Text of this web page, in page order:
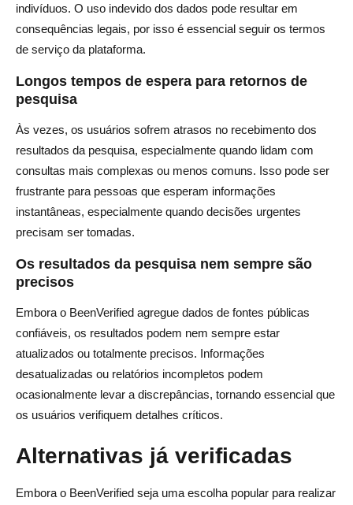
indivíduos. O uso indevido dos dados pode resultar em
consequências legais, por isso é essencial seguir os termos
de serviço da plataforma.
Longos tempos de espera para retornos de
pesquisa
Às vezes, os usuários sofrem atrasos no recebimento dos
resultados da pesquisa, especialmente quando lidam com
consultas mais complexas ou menos comuns. Isso pode ser
frustrante para pessoas que esperam informações
instantâneas, especialmente quando decisões urgentes
precisam ser tomadas.
Os resultados da pesquisa nem sempre são
precisos
Embora o BeenVerified agregue dados de fontes públicas
confiáveis, os resultados podem nem sempre estar
atualizados ou totalmente precisos. Informações
desatualizadas ou relatórios incompletos podem
ocasionalmente levar a discrepâncias, tornando essencial que
os usuários verifiquem detalhes críticos.
Alternativas já verificadas
Embora o BeenVerified seja uma escolha popular para realizar